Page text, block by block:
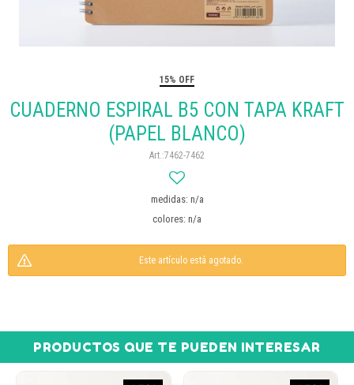
15% OFF
CUADERNO ESPIRAL B5 CON TAPA KRAFT
(PAPEL BLANCO)
7462-7462
medidas: n/a
colores: n/a
Este artículo está agotado.
PRODUCTOS QUE TE PUEDEN INTERESAR